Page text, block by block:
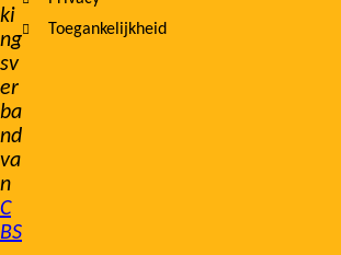
ki
ng
sv
er
ba
nd
va
n
C
BS
Toegankelijkheid